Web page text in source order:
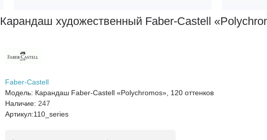
Карандаш художественный Faber-Castell
Faber-Castell
Модель: Карандаш Faber-Castell «Polychromos», 120 оттенков
Наличие: 247
Артикул:110_series